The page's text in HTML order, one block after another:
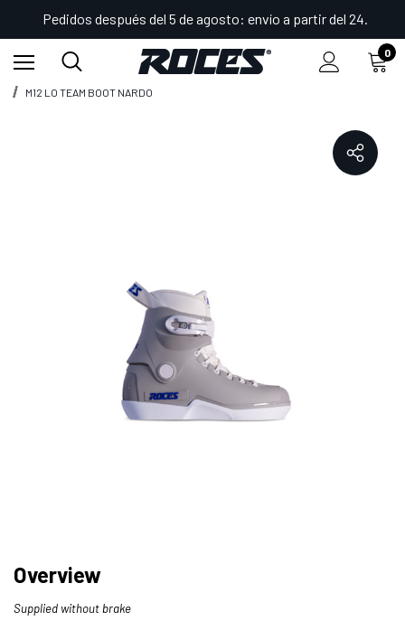
Pedidos después del 5 de agosto: envío a partir del 24.
0
Inicio
Shop Patines en línea agresivo
Patines M12
M12 LO TEAM BOOT NARDO
Overview
Supplied without brake